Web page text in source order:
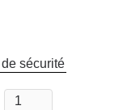
sécurité